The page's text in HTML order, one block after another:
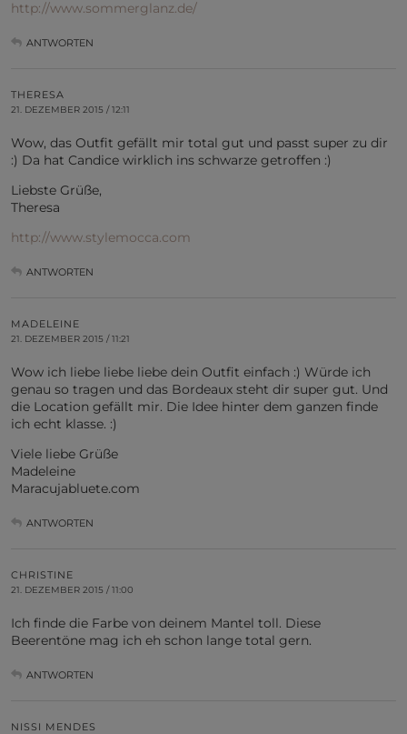
http://www.sommerglanz.de/
ANTWORTEN
THERESA
21. DEZEMBER 2015 / 12:11
Wow, das Outfit gefällt mir total gut und passt super zu dir
:) Da hat Candice wirklich ins schwarze getroffen :)
Liebste Grüße,
Theresa
http://www.stylemocca.com
ANTWORTEN
MADELEINE
21. DEZEMBER 2015 / 11:21
Wow ich liebe liebe liebe dein Outfit einfach :) Würde ich
genau so tragen und das Bordeaux steht dir super gut. Und
die Location gefällt mir. Die Idee hinter dem ganzen finde
ich echt klasse. :)
Viele liebe Grüße
Madeleine
Maracujabluete.com
ANTWORTEN
CHRISTINE
21. DEZEMBER 2015 / 11:00
Ich finde die Farbe von deinem Mantel toll. Diese
Beerentöne mag ich eh schon lange total gern.
ANTWORTEN
NISSI MENDES